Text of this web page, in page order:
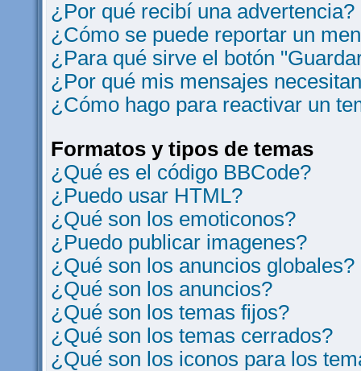
¿Por qué recibí una advertencia?
¿Cómo se puede reportar un
¿Para qué sirve el botón
¿Por qué mis mensajes
¿Cómo hago para reactivar un
Formatos y tipos de temas
¿Qué es el código BBCode?
¿Puedo usar HTML?
¿Qué son los emoticonos?
¿Puedo publicar imagenes?
¿Qué son los anuncios globales?
¿Qué son los anuncios?
¿Qué son los temas fijos?
¿Qué son los temas cerrados?
¿Qué son los iconos para los